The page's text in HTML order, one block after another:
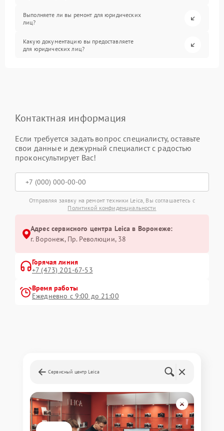
Выполняете ли вы ремонт для юридических
лиц?
Какую документацию вы предоставляете
для юридических лиц?
Контактная информация
Если требуется задать вопрос специалисту, оставьте
свои данные и дежурный специалист с радостью
проконсультирует Вас!
Отправляя заявку на ремонт техники Leica, Вы соглашаетесь с
Политикой конфиденциальности
Адрес сервисного центра Leica в Воронеже:
г. Воронеж, Пр. Революции, 38
Горячая линия
+7 (473) 201-67-53
Время работы
Ежедневно с 9:00 до 21:00
Сервисный центр Leica